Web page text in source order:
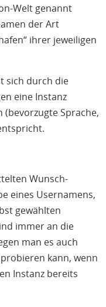
Welt genannt
der Art
ihrer jeweiligen
sich durch die
eine Instanz
(bevorzugte Sprache,
Wunsch-
eines Usernamens,
gewählten
immer an die
man es auch
kann, wenn
Instanz bereits